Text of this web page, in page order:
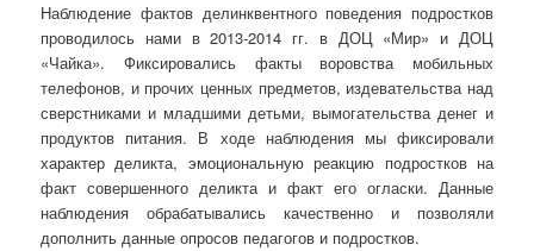
Наблюдение фактов делинквентного поведения подростков
проводилось нами в 2013-2014 гг. в ДОЦ «Мир» и ДОЦ
«Чайка». Фиксировались факты воровства мобильных
телефонов, и прочих ценных предметов, издевательства над
сверстниками и младшими детьми, вымогательства денег и
продуктов питания. В ходе наблюдения мы фиксировали
характер деликта, эмоциональную реакцию подростков на
факт совершенного деликта и факт его огласки. Данные
наблюдения обрабатывались качественно и позволяли
дополнить данные опросов педагогов и подростков.